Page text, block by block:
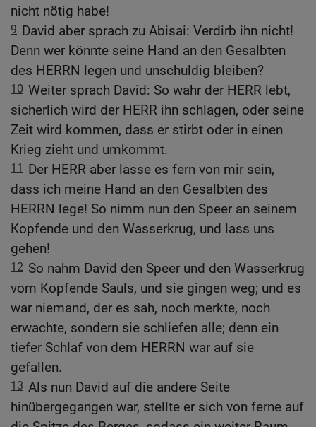
nicht nötig habe!
9 David aber sprach zu Abisai: Verdirb ihn nicht!
Denn wer könnte seine Hand an den Gesalbten
des HERRN legen und unschuldig bleiben?
10 Weiter sprach David: So wahr der HERR lebt,
sicherlich wird der HERR ihn schlagen, oder seine
Zeit wird kommen, dass er stirbt oder in einen
Krieg zieht und umkommt.
11
Der HERR aber lasse es fern von mir sein,
dass ich meine Hand an den Gesalbten des
HERRN lege! So nimm nun den Speer an seinem
Kopfende und den Wasserkrug, und lass uns
gehen!
12 So nahm David den Speer und den Wasserkrug
vom Kopfende Sauls, und sie gingen weg; und es
war niemand, der es sah, noch merkte, noch
erwachte, sondern sie schliefen alle; denn ein
tiefer Schlaf von dem HERRN war auf sie
gefallen.
13 Als nun David auf die andere Seite
hinübergegangen war, stellte er sich von ferne auf